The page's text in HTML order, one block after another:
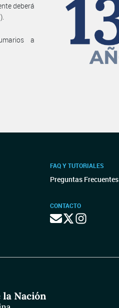
deberá
a
FAQ Y TUTORIALES
Preguntas Frecuentes
CONTACTO